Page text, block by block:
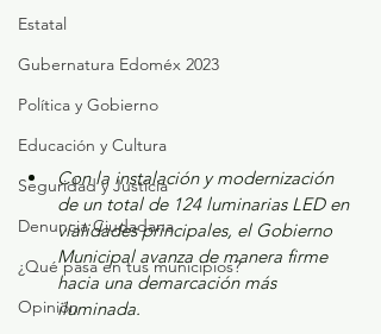
Estatal
Gubernatura Edoméx 2023
Política y Gobierno
Educación y Cultura
Seguridad y Justicia
Denuncia Ciudadana
¿Qué pasa en tus municipios?
Opinión
Con la instalación y modernización
de un total de 124 luminarias LED en
vialidades principales, el Gobierno
Municipal avanza de manera firme
hacia una demarcación más
iluminada.